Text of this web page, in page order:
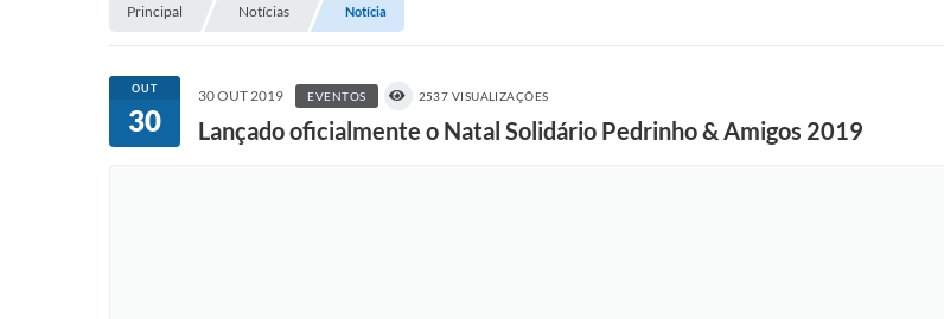
Principal Notícias Notícia
OUT
30
30 OUT 2019 EVENTOS 2537 VISUALIZAÇÕES
Lançado oficialmente o Natal Solidário Pedrinho & Amigos 2019